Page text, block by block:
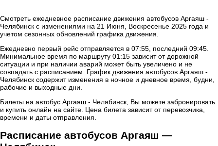
Смотреть ежедневное расписание движения автобусов Аргаяш -
Челябинск с изменениями на 21 Июня, Воскресенье 2025 года и
учетом сезонных обновлений графика движения.
Ежедневно первый рейс отправляется в 07:55, последний 09:45.
Минимальное время по маршруту 01:15 зависит от дорожной
ситуации и при наличии аварий может быть увеличено и не
совпадать с расписанием. График движения автобусов Аргаяш -
Челябинск содержит изменения в ночное и дневное время, будни,
рабочие и выходные дни.
Билеты на автобус Аргаяш - Челябинск, Вы можете забронировать
и купить онлайн на сайте. Цена билета зависит от перевозчика,
времени и даты отправления.
Расписание автобусов Аргаяш —